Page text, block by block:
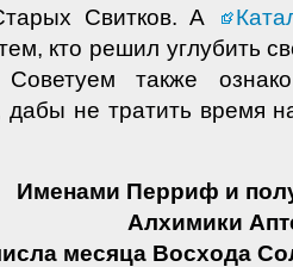
Свитков. А
кто решил углубить
также
дабы не тратить время
Именами Перриф и
Алхимики
месяца Восхода